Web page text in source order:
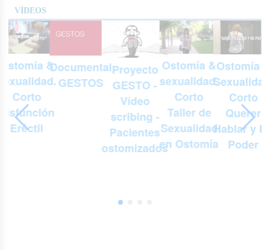
VÍDEOS
Ostomía &
Corto
Eréctil
Documental
GESTOS
Proyecto
GESTO -
Vídeo
scribing -
Pacientes
ostomizados
Ostomía &
sexualidad.
Corto
Taller de
Sexualidad
en Ostomía
Ostomía &
Corto
Querer
Hablar y
Poder